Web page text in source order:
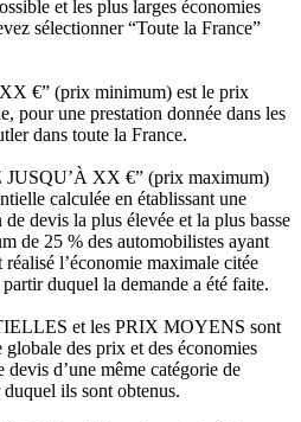
et les plus larges économies
sélectionner “Toute la France”
€” (prix minimum) est le prix
pour une prestation donnée dans les
dans toute la France.
XX €” (prix maximum)
calculée en établissant une
devis la plus élevée et la plus basse
de 25 % des automobilistes ayant
l’économie maximale citée
duquel la demande a été faite.
et les PRIX MOYENS sont
des prix et des économies
d’une même catégorie de
ils sont obtenus.